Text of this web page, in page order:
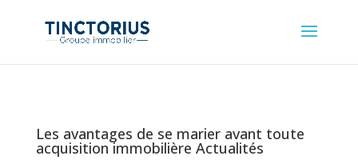
Les avantages de se marier avant toute
acquisition immobilière Actualités